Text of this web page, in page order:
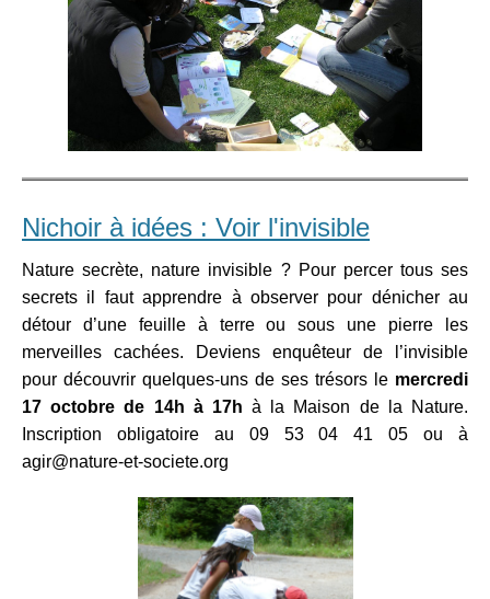
Nichoir à idées : Voir l'invisible
Nature secrète, nature invisible ? Pour percer tous ses
secrets il faut apprendre à observer pour dénicher au
détour d’une feuille à terre ou sous une pierre les
merveilles cachées. Deviens enquêteur de l’invisible
pour découvrir quelques-uns de ses trésors le mercredi
17 octobre de 14h à 17h à la Maison de la Nature.
Inscription obligatoire au 09 53 04 41 05 ou à
agir@nature-et-societe.org